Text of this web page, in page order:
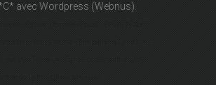
avec Wordpress (Webnus).